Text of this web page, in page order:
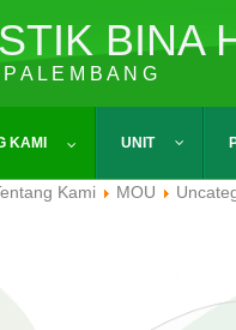
STIK BINA
P A L E M B A N G
KAMI UNIT
Kami MOU